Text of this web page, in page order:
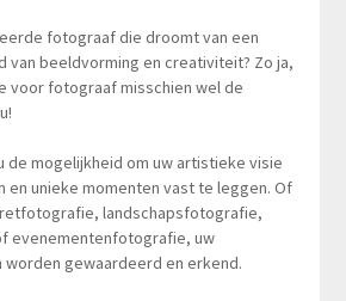
fotograaf die droomt van een
van beeldvorming en creativiteit? Zo ja,
voor fotograaf misschien wel de
de mogelijkheid om uw artistieke visie
en unieke momenten vast te leggen. Of
landschapsfotografie,
evenementenfotografie, uw
worden gewaardeerd en erkend.